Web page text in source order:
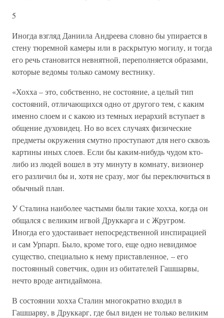
5
Иногда взгляд Даниила Андреева словно бы упирается в
стену тюремной камеры или в раскрытую могилу, и тогда
его речь становится невнятной, переполняется образами,
которые ведомы только самому вестнику.
«Хохха – это, собственно, не состояние, а целый тип
состояний, отличающихся одно от другого тем, с каким
именно слоем и с какою из темных иерархий вступает в
общение духовидец. Но во всех случаях физические
предметы окружения смутно проступают для него сквозь
картины иных слоев. Если бы каким-нибудь чудом кто-
либо из людей вошел в эту минуту в комнату, визионер
его различил бы и, хотя не сразу, мог бы переключиться в
обычный план.
У Сталина наиболее частыми были такие хохха, когда он
общался с великим игвой Друккарга и с Жругром.
Иногда его удостаивает непосредственной инспирацией
и сам Урпарп. Было, кроме того, еще одно невидимое
существо, специально к нему приставленное, – его
постоянный советчик, один из обитателей Гашшарвы,
нечто вроде антидаймона.
В состоянии хохха Сталин многократно входил в
Гашшарву, в Друккарг, где был виден не только великим